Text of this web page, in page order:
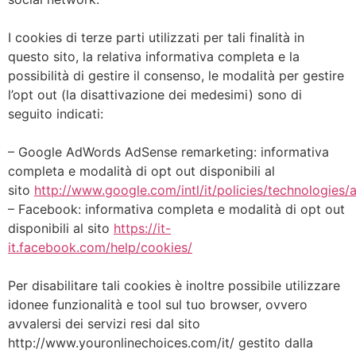
I cookies di terze parti utilizzati per tali finalità in
questo sito, la relativa informativa completa e la
possibilità di gestire il consenso, le modalità per gestire
l’opt out (la disattivazione dei medesimi) sono di
seguito indicati:
– Google AdWords AdSense remarketing: informativa
completa e modalità di opt out disponibili al
sito http://www.google.com/intl/it/policies/technologies/
– Facebook: informativa completa e modalità di opt out
disponibili al sito https://it-
it.facebook.com/help/cookies/
Per disabilitare tali cookies è inoltre possibile utilizzare
idonee funzionalità e tool sul tuo browser, ovvero
avvalersi dei servizi resi dal sito
http://www.youronlinechoices.com/it/ gestito dalla